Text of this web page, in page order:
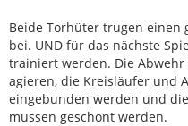
Beide Torhüter trugen einen
bei. UND für das nächste
trainiert werden. Die
agieren, die Kreisläufer und
eingebunden werden und
müssen geschont werden.